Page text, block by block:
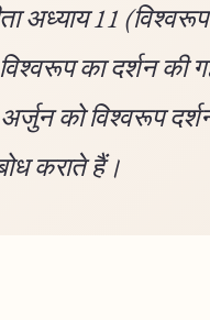
अध्याय 11
का दर्शन की
को विश्वरूप
कराते हैं।